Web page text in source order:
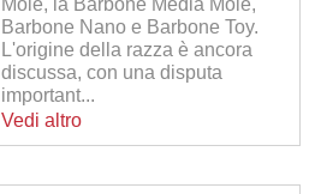
Barbone Nano e Barbone Toy.
L'origine della razza è ancora
discussa, con una disputa
important...
Vedi altro